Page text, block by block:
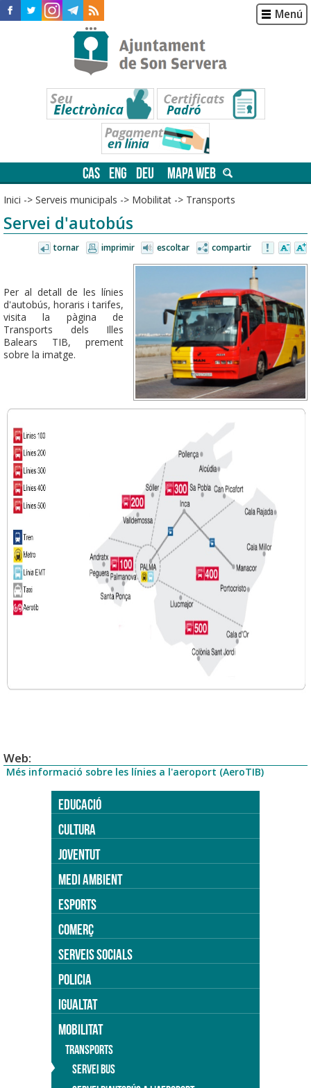
Menú
CAS ENG DEU MAPA WEB
Inici -> Serveis municipals -> Mobilitat -> Transports
Servei d'autobús
tornar imprimir escoltar compartir
Per al detall de les línies
d'autobús, horaris i tarifes,
visita la pàgina de
Transports dels Illes
Balears TIB, prement
sobre la imatge.
Web:
Més informació sobre les línies a l'aeroport (AeroTIB)
EDUCACIÓ
CULTURA
JOVENTUT
MEDI AMBIENT
ESPORTS
COMERÇ
SERVEIS SOCIALS
POLICIA
IGUALTAT
MOBILITAT
TRANSPORTS
SERVEI BUS